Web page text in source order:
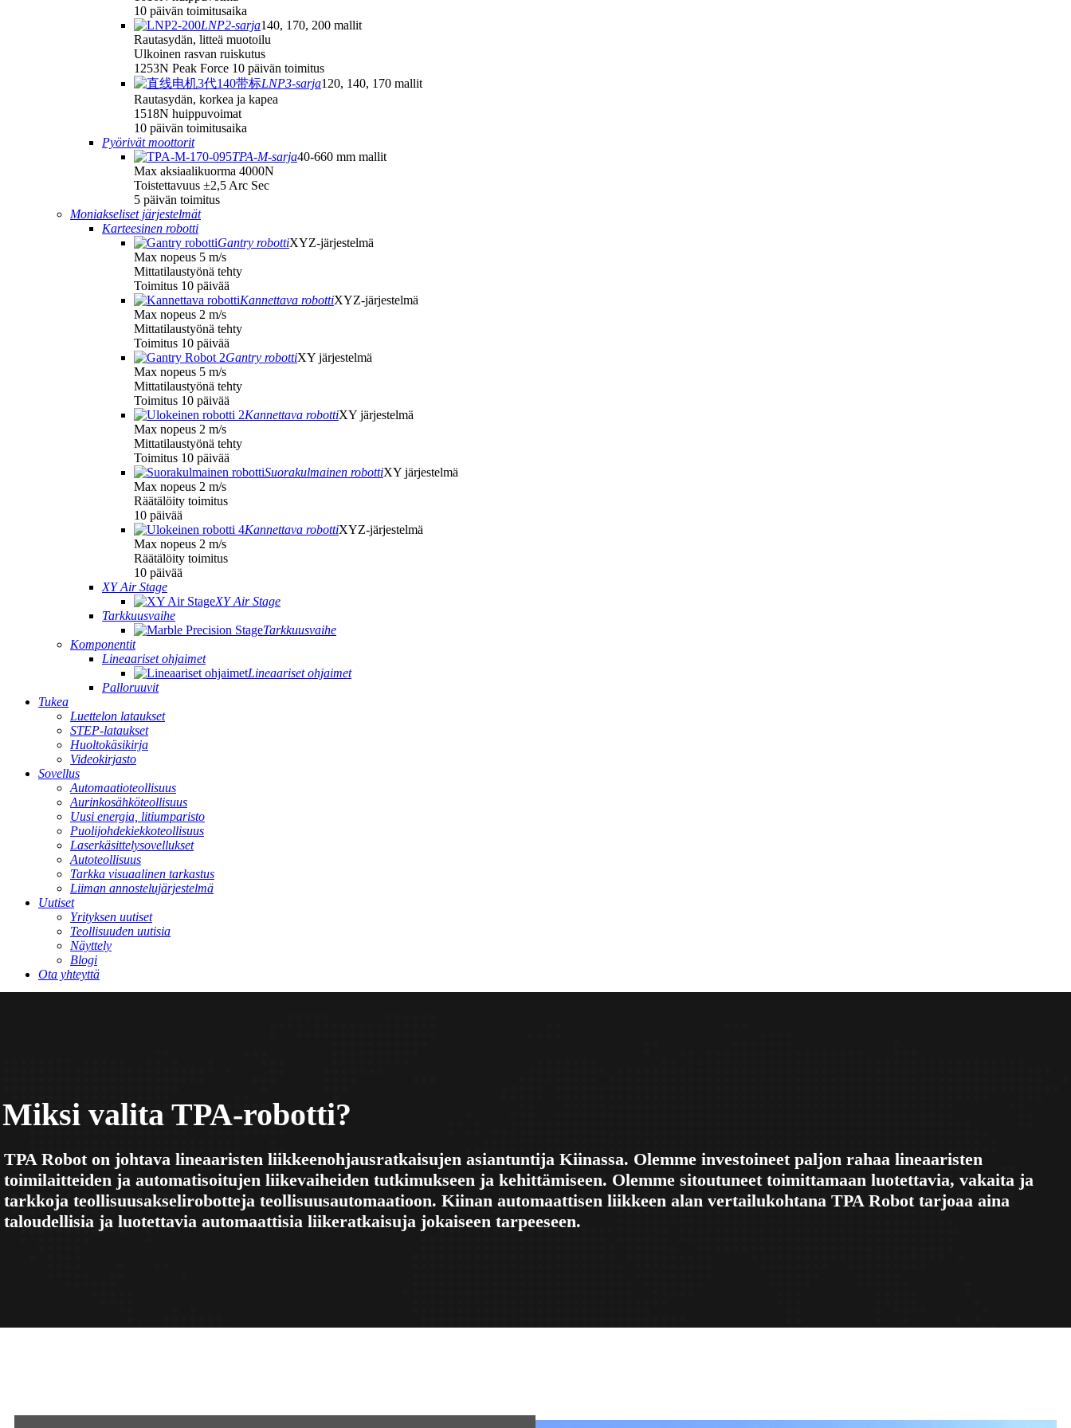
10 päivän toimitusaika
LNP2-sarja140, 170, 200 mallit
Rautasydän, litteä muotoilu
Ulkoinen rasvan ruiskutus
1253N Peak Force 10 päivän toimitus
LNP3-sarja120, 140, 170 mallit
Rautasydän, korkea ja kapea
1518N huippuvoimat
10 päivän toimitusaika
Pyörivät moottorit
TPA-M-sarja40-660 mm mallit
Max aksiaalikuorma 4000N
Toistettavuus ±2,5 Arc Sec
5 päivän toimitus
Moniakseliset järjestelmät
Karteesinen robotti
Gantry robottiXYZ-järjestelmä
Max nopeus 5 m/s
Mittatilaustyönä tehty
Toimitus 10 päivää
Kannettava robottiXYZ-järjestelmä
Max nopeus 2 m/s
Mittatilaustyönä tehty
Toimitus 10 päivää
Gantry robottiXY järjestelmä
Max nopeus 5 m/s
Mittatilaustyönä tehty
Toimitus 10 päivää
Kannettava robottiXY järjestelmä
Max nopeus 2 m/s
Mittatilaustyönä tehty
Toimitus 10 päivää
Suorakulmainen robottiXY järjestelmä
Max nopeus 2 m/s
Räätälöity toimitus
10 päivää
Kannettava robottiXYZ-järjestelmä
Max nopeus 2 m/s
Räätälöity toimitus
10 päivää
XY Air Stage
XY Air Stage
Tarkkuusvaihe
Tarkkuusvaihe
Komponentit
Lineaariset ohjaimet
Lineaariset ohjaimet
Palloruuvit
Tukea
Luettelon lataukset
STEP-lataukset
Huoltokäsikirja
Videokirjasto
Sovellus
Automaatioteollisuus
Aurinkosähköteollisuus
Uusi energia, litiumparisto
Puolijohdekiekkoteollisuus
Laserkäsittelysovellukset
Autoteollisuus
Tarkka visuaalinen tarkastus
Liiman annostelujärjestelmä
Uutiset
Yrityksen uutiset
Teollisuuden uutisia
Näyttely
Blogi
Ota yhteyttä
Miksi valita TPA-robotti?
TPA Robot on johtava lineaaristen liikkeenohjausratkaisujen asiantuntija Kiinassa. Olemme investoineet paljon rahaa lineaaristen
toimilaitteiden ja automatisoitujen liikevaiheiden tutkimukseen ja kehittämiseen. Olemme sitoutuneet toimittamaan luotettavia, vakaita ja
tarkkoja teollisuusakselirobotteja teollisuusautomaatioon. Kiinan automaattisen liikkeen alan vertailukohtana TPA Robot tarjoaa aina
taloudellisia ja luotettavia automaattisia liikeratkaisuja jokaiseen tarpeeseen.